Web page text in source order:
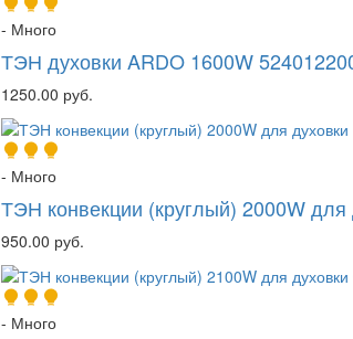
- Много
ТЭН духовки ARDO 1600W
1250.00 руб.
- Много
ТЭН конвекции (круглый) 2000W
950.00 руб.
- Много